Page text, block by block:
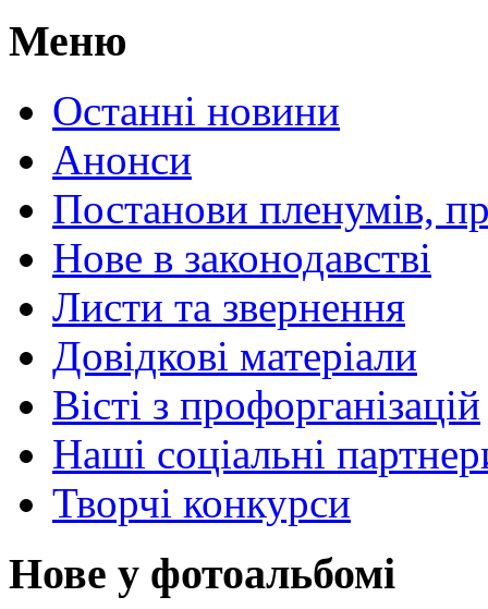
Меню
Останні новини
Анонси
Постанови пленумів,
Нове в законодавстві
Листи та звернення
Довідкові матеріали
Вісті з профорганізацій
Наші соціальні
Творчі конкурси
Нове у фотоальбомі